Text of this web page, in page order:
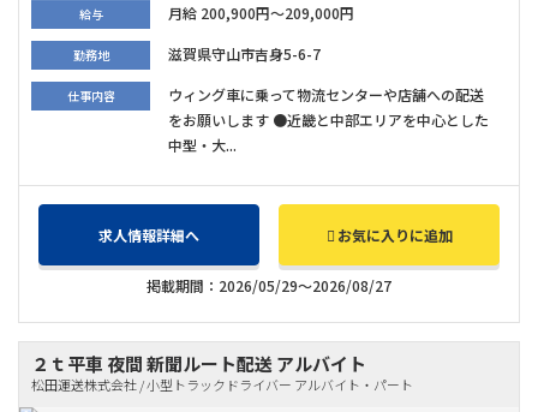
給与 月給 200,900円～209,000円
勤務地 滋賀県守山市吉身5-6-7
仕事内容
ウィング車に乗って物流センターや店舗への配送
をお願いします ●近畿と中部エリアを中心とした
中型・大...
求人情報詳細へ お気に入りに追加
掲載期間：2026/05/29～2026/08/27
２ｔ平車 夜間 新聞ルート配送 アルバイト
松田運送株式会社 / 小型トラックドライバー アルバイト・パート